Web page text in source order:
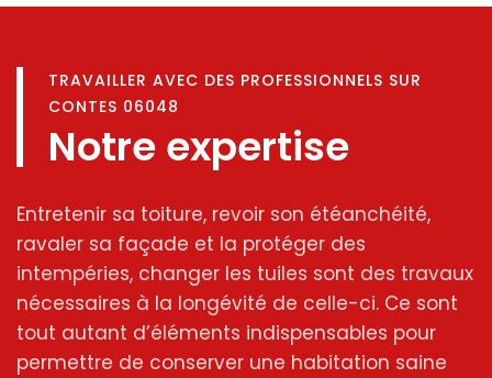
TRAVAILLER AVEC DES PROFESSIONNELS SUR
CONTES 06048
Notre expertise
Entretenir sa toiture, revoir son étéanchéité,
ravaler sa façade et la protéger des
intempéries, changer les tuiles sont des travaux
nécessaires à la longévité de celle-ci. Ce sont
tout autant d’éléments indispensables pour
permettre de conserver une habitation saine